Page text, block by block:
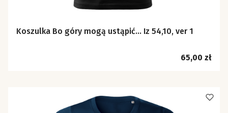
Koszulka Bo góry mogą ustąpić… Iz 54,10, ver 1
Cena
65,00 zł